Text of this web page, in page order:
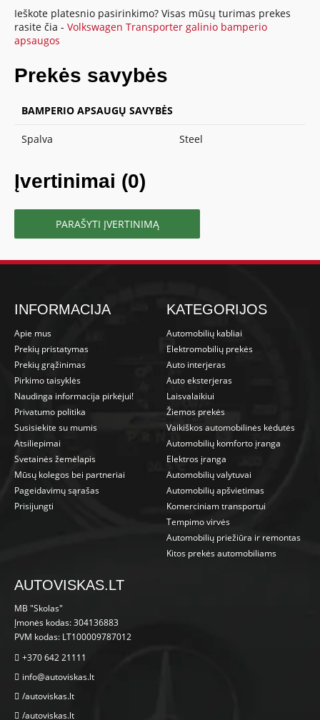
Ieškote platesnio pasirinkimo? Visas mūsų turimas prekes
rasite čia -Volkswagen Transporter galinio bamperio
apsaugos
Prekės savybės
BAMPERIO APSAUGŲ SAVYBĖS
Spalva Steel
Įvertinimai (0)
PARAŠYTI ĮVERTINIMĄ
INFORMACIJA
Apie mus
Prekių pristatymas
Prekių grąžinimas
Pirkimo taisyklės
Naudinga informacija pirkėjui!
Privatumo politika
Susisiekite su mumis
Atsiliepimai
Svetainės žemėlapis
Mūsų kolegos bei partneriai
Pageidavimų sąrašas
Prisijungti
KATEGORIJOS
Automobilių kabliai
Elektromobilių prekės
Auto interjeras
Auto eksterjeras
Laisvalaikiui
Žiemos prekės
Vaikiškos automobilinės kėdutės
Automobilių komforto įranga
Elektros įranga
Automobilių valytuvai
Automobilių apšvietimas
Komerciniam transportui
Tempimo virvės
Automobilių priežiūra ir remontas
Kitos prekės automobiliams
AUTOVISKAS.LT
MB "Skolas"
Įmonės kodas: 304136883
PVM kodas: LT100009787012
+370 642 21111
info@autoviskas.lt
/autoviskas.lt
/autoviskas.lt